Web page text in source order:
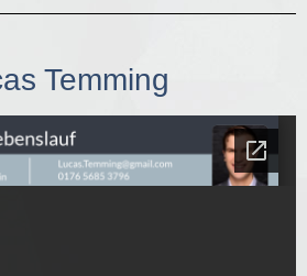
Temming